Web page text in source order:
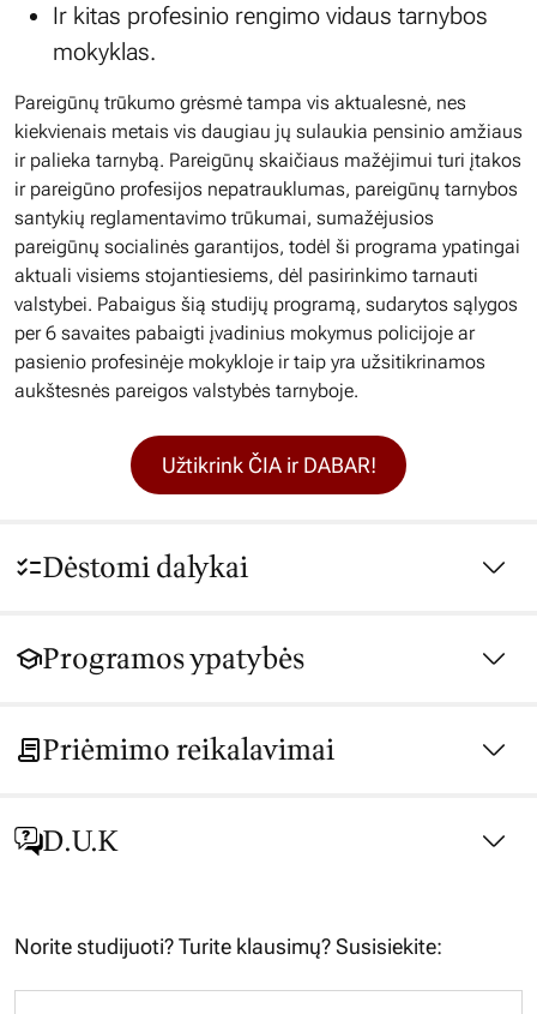
Ir kitas profesinio rengimo vidaus tarnybos
mokyklas.
Pareigūnų trūkumo grėsmė tampa vis aktualesnė, nes
kiekvienais metais vis daugiau jų sulaukia pensinio amžiaus
ir palieka tarnybą. Pareigūnų skaičiaus mažėjimui turi įtakos
ir pareigūno profesijos nepatrauklumas, pareigūnų tarnybos
santykių reglamentavimo trūkumai, sumažėjusios
pareigūnų socialinės garantijos, todėl ši programa ypatingai
aktuali visiems stojantiesiems, dėl pasirinkimo tarnauti
valstybei. Pabaigus šią studijų programą, sudarytos sąlygos
per 6 savaites pabaigti įvadinius mokymus policijoje ar
pasienio profesinėje mokykloje ir taip yra užsitikrinamos
aukštesnės pareigos valstybės tarnyboje.
Užtikrink ČIA ir DABAR!
Dėstomi dalykai
Programos ypatybės
Priėmimo reikalavimai
D.U.K
Norite studijuoti? Turite klausimų? Susisiekite: